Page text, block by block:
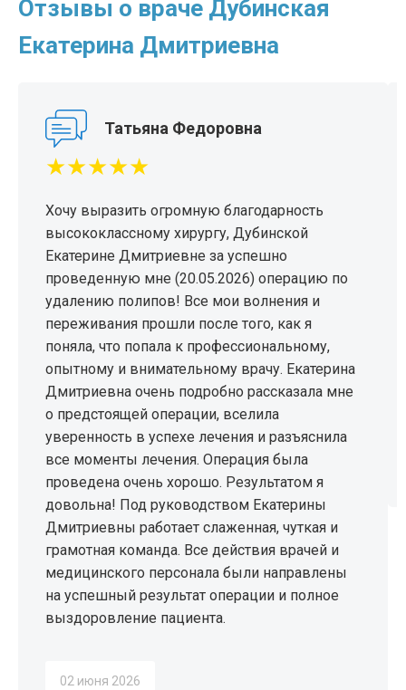
Отзывы о враче Дубинская
Екатерина Дмитриевна
Татьяна Федоровна
★★★★★
Хочу выразить огромную благодарность
высококлассному хирургу, Дубинской
Екатерине Дмитриевне за успешно
проведенную мне (20.05.2026) операцию по
удалению полипов! Все мои волнения и
переживания прошли после того, как я
поняла, что попала к профессиональному,
опытному и внимательному врачу. Екатерина
Дмитриевна очень подробно рассказала мне
о предстоящей операции, вселила
уверенность в успехе лечения и разъяснила
все моменты лечения. Операция была
проведена очень хорошо. Результатом я
довольна! Под руководством Екатерины
Дмитриевны работает слаженная, чуткая и
грамотная команда. Все действия врачей и
медицинского персонала были направлены
на успешный результат операции и полное
выздоровление пациента.
02 июня 2026